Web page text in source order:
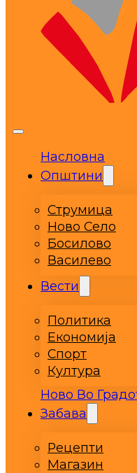
Насловна
Општини
Струмица
Ново Село
Босилово
Василево
Вести
Политика
Економија
Спорт
Култура
Ново Во
Забава
Рецепти
Магазин